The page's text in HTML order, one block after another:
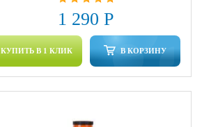
1 290 Р
КУПИТЬ В 1 КЛИК В КОРЗИНУ